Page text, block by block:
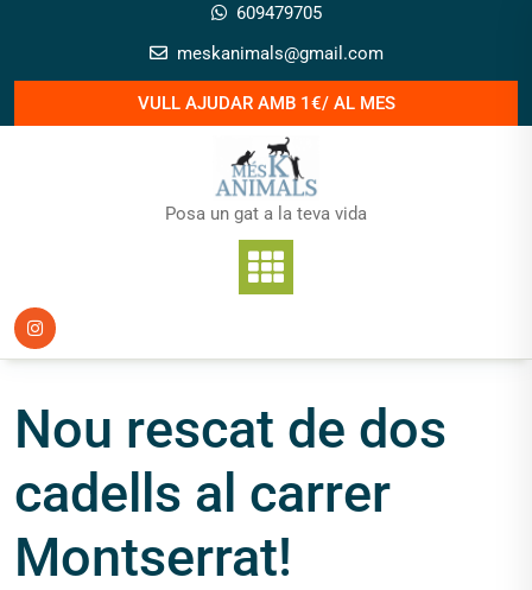
609479705
meskanimals@gmail.com
VULL AJUDAR AMB 1€/ AL MES
Posa un gat a la teva vida
Nou rescat de dos
cadells al carrer
Montserrat!